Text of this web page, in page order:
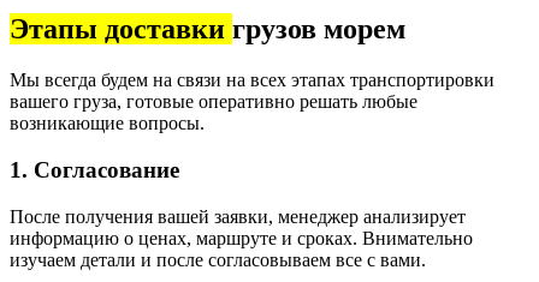
Этапы доставки грузов морем
Мы всегда будем на связи на всех этапах транспортировки
вашего груза, готовые оперативно решать любые
возникающие вопросы.
1. Согласование​
После получения вашей заявки, менеджер анализирует
информацию о ценах, маршруте и сроках. Внимательно
изучаем детали и после согласовываем все с вами.